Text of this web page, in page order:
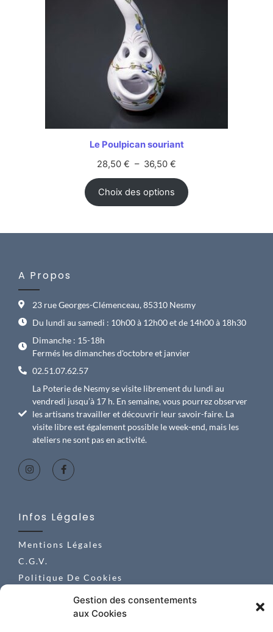
Gestion des consentements
aux Cookies
Le Poulpican souriant
28,50 € – 36,50 €
Choix des options
A Propos
23 rue Georges-Clémenceau, 85310 Nesmy
Du lundi au samedi : 10h00 à 12h00 et de 14h00 à 18h30
Dimanche : 15-18h
Fermés les dimanches d'octobre et janvier
02.51.07.62.57
La Poterie de Nesmy se visite librement du lundi au
vendredi jusqu’à 17 h. En semaine, vous pourrez observer
les artisans travailler et découvrir leur savoir-faire. La
visite libre est également possible le week-end, mais les
ateliers ne sont pas en activité.
Infos Légales
Mentions Légales
C.G.V.
Politique De Cookies
Confidentialité